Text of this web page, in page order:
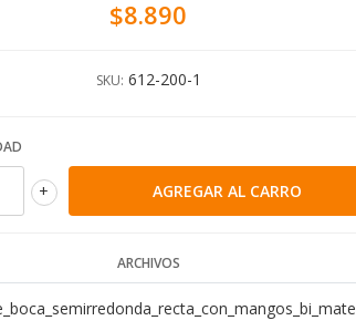
$8.890
SKU: 612-200-1
+
ARCHIVOS